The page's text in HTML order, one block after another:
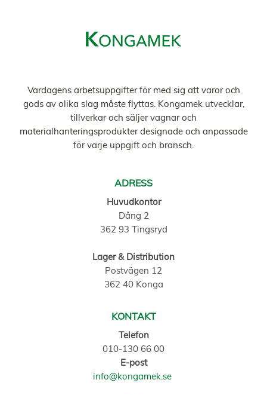
Vardagens arbetsuppgifter för med sig att varor och
gods av olika slag måste flyttas. Kongamek utvecklar,
tillverkar och säljer vagnar och
materialhanteringsprodukter designade och anpassade
för varje uppgift och bransch.
ADRESS
Huvudkontor
Dång 2
362 93 Tingsryd
Lager & Distribution
Postvägen 12
362 40 Konga
KONTAKT
Telefon
010-130 66 00
E-post
info@kongamek.se